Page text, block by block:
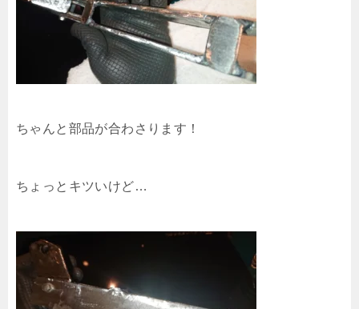
ちゃんと部品が合わさります！
ちょっとキツいけど…